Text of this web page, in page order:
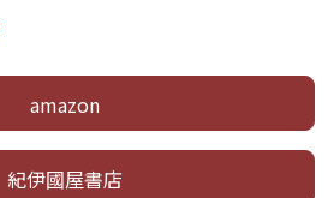
amazon
紀伊國屋書店